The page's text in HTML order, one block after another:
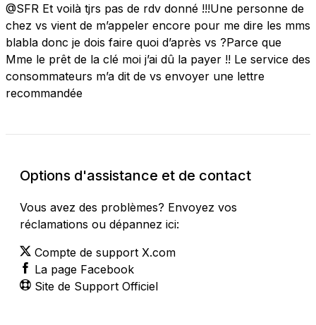
@SFR Et voilà tjrs pas de rdv donné !!!Une personne de
chez vs vient de m’appeler encore pour me dire les mms
blabla donc je dois faire quoi d’après vs ?Parce que
Mme le prêt de la clé moi j’ai dû la payer !! Le service des
consommateurs m’a dit de vs envoyer une lettre
recommandée
Options d'assistance et de contact
Vous avez des problèmes? Envoyez vos
réclamations ou dépannez ici:
Compte de support X.com
La page Facebook
Site de Support Officiel